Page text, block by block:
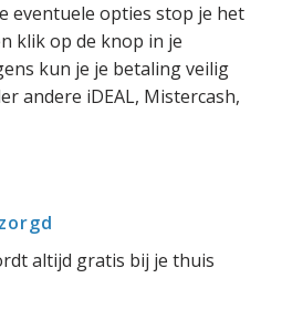
eventuele opties stop je het
klik op de knop in je
kun je je betaling veilig
andere iDEAL, Mistercash,
altijd gratis bij je thuis